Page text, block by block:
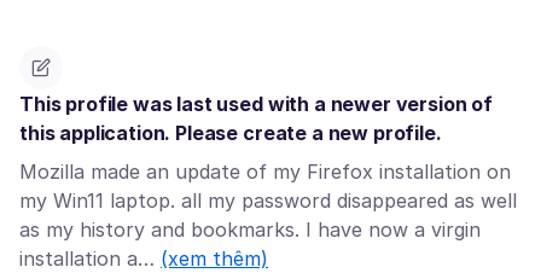
This profile was last used with a newer version of
this application. Please create a new profile.
Mozilla made an update of my Firefox installation on
my Win11 laptop. all my password disappeared as well
as my history and bookmarks. I have now a virgin
installation a… (xem thêm)